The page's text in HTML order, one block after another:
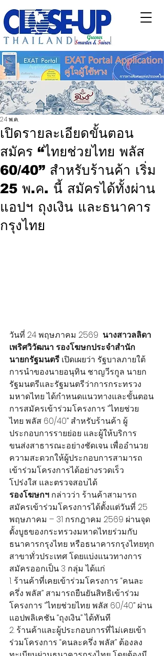
เปิดรายละเอียดขั้นตอน
สมัคร “ไทยช่วยไทย พลัส
60/40” สำหรับร้านค้า เริ่ม
25 พ.ค. นี้ สมัครได้ทั้งผ่าน
แอปฯ ถุงเงิน และธนาคาร
กรุงไทย
24 พ.ค.
วันที่ 24 พฤษภาคม 2569 นางสาวลลิดา
เพริศวิวัฒนา รองโฆษกประจำสำนัก
นายกรัฐมนตรี เปิดเผยว่า รัฐบาลภายใต้
การนำของนายอนุทิน ชาญวีรกูล นายก
รัฐมนตรีและรัฐมนตรีว่าการกระทรวง
มหาดไทย ได้กำหนดแนวทางและขั้นตอน
การสมัครเข้าร่วมโครงการ “ไทยช่วย
ไทย พลัส 60/40” สำหรับร้านค้า ผู้
ประกอบการรายย่อย และผู้ให้บริการ
ขนส่งสาธารณะอย่างชัดเจน เพื่ออำนวย
ความสะดวกให้ผู้ประกอบการสามารถ
เข้าร่วมโครงการได้อย่างรวดเร็ว
โปร่งใส และตรวจสอบได้
รองโฆษกฯ กล่าวว่า ร้านค้าสามารถ
สมัครเข้าร่วมโครงการได้ตั้งแต่วันที่ 25
พฤษภาคม – 31 กรกฎาคม 2569 ผ่านจุด
ตั้งบูธของกระทรวงมหาดไทยร่วมกับ
ธนาคารกรุงไทย หรือธนาคารกรุงไทยทุก
สาขาทั่วประเทศ โดยแบ่งแนวทางการ
สมัครออกเป็น 3 กลุ่ม ได้แก่
1. ร้านค้าที่เคยเข้าร่วมโครงการ “คนละ
ครึ่ง พลัส” สามารถยืนยันสิทธิเข้าร่วม
โครงการ “ไทยช่วยไทย พลัส 60/40” ผ่าน
แอปพลิเคชัน “ถุงเงิน” ได้ทันที
2. ร้านค้าและผู้ประกอบการที่ไม่เคยเข้า
ร่วมโครงการ “คนละครึ่ง พลัส” ต้องลง